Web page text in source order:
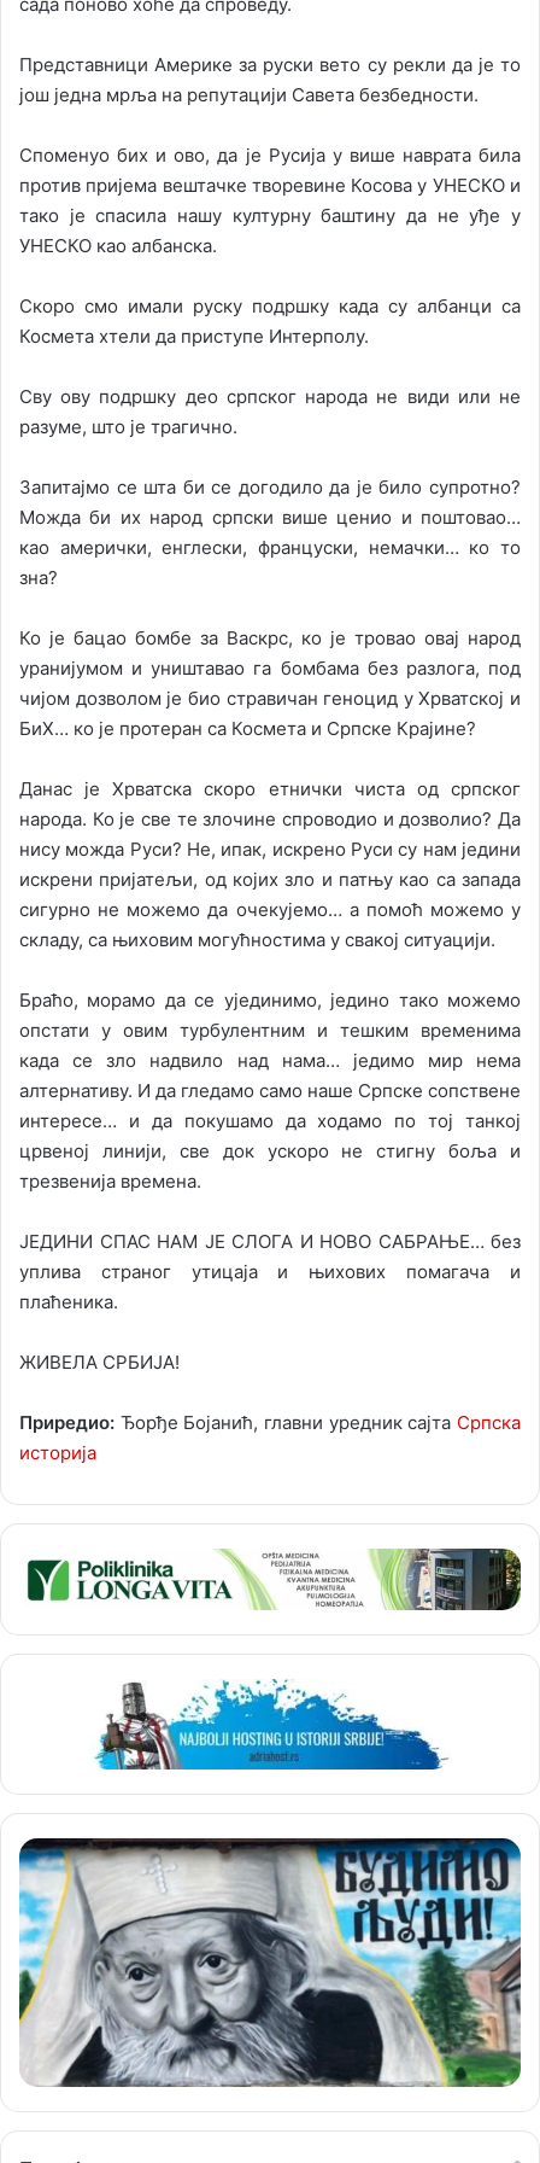
Представници Америке за руски вето су рекли да је то
још једна мрља на репутацији Савета безбедности.
Споменуо бих и ово, да је Русија у више наврата била
против пријема вештачке творевине Косова у УНЕСКО и
тако је спасила нашу културну баштину да не уђе у
УНЕСКО као албанска.
Скоро смо имали руску подршку када су албанци са
Космета хтели да приступе Интерполу.
Сву ову подршку део српског народа не види или не
разуме, што је трагично.
Запитајмо се шта би се догодило да је било супротно?
Можда би их народ српски више ценио и поштовао…
као амерички, енглески, француски, немачки… ко то
зна?
Ко је бацао бомбе за Васкрс, ко је тровао овај народ
уранијумом и уништавао га бомбама без разлога, под
чијом дозволом је био стравичан геноцид у Хрватској и
БиХ… ко је протеран са Космета и Српске Крајине?
Данас је Хрватска скоро етнички чиста од српског
народа. Ко је све те злочине спроводио и дозволио? Да
нису можда Руси? Не, ипак, искрено Руси су нам једини
искрени пријатељи, од којих зло и патњу као са запада
сигурно не можемо да очекујемо… а помоћ можемо у
складу, са њиховим могућностима у свакој ситуацији.
Браћо, морамо да се ујединимо, једино тако можемо
опстати у овим турбулентним и тешким временима
када се зло надвило над нама… једимо мир нема
алтернативу. И да гледамо само наше Српске сопствене
интересе… и да покушамо да ходамо по тој танкој
црвеној линији, све док ускоро не стигну боља и
трезвенија времена.
ЈЕДИНИ СПАС НАМ ЈЕ СЛОГА И НОВО САБРАЊЕ… без
уплива страног утицаја и њихових помагача и
плаћеника.
ЖИВЕЛА СРБИЈА!
Приредио: Ђорђе Бојанић, главни уредник сајта Српска
историја